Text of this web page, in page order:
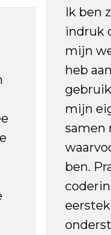
Ik ben
indruk
mijn
heb
mijn
samen
ben.